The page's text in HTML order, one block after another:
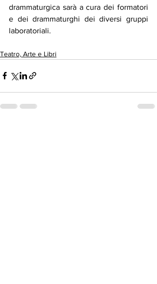
drammaturgica sarà a cura dei formatori
e dei drammaturghi dei diversi gruppi
laboratoriali.
Teatro, Arte e Libri